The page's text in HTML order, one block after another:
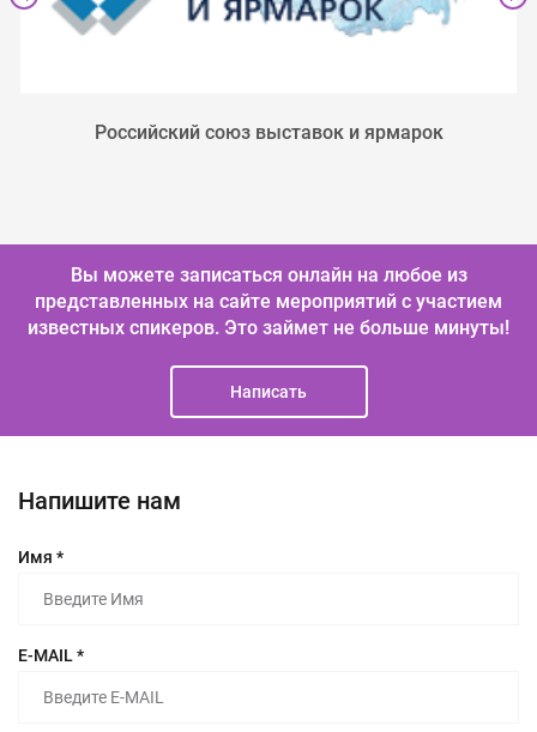
Российский союз выставок и ярмарок
Вы можете записаться онлайн на любое из
представленных на сайте мероприятий с участием
известных спикеров. Это займет не больше минуты!
Написать
Напишите нам
Имя *
E-MAIL *